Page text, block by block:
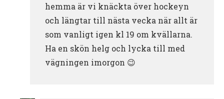
hemma är vi knäckta över hockeyn
och längtar till nästa vecka när allt är
som vanligt igen kl 19 om kvällarna.
Ha en skön helg och lycka till med
vägningen imorgon 😉